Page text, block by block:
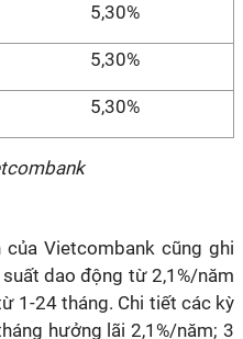
5,30%
5,30%
5,30%
Vietcombank cũng ghi
dao động từ 2,1%/năm
1-24 tháng. Chi tiết các kỳ
hưởng lãi 2,1%/năm; 3